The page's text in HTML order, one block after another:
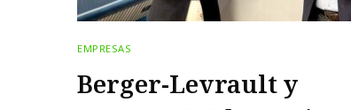
EMPRESAS
Berger-Levrault y